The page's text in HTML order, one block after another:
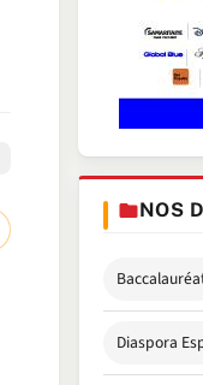
NOS
Diaspora